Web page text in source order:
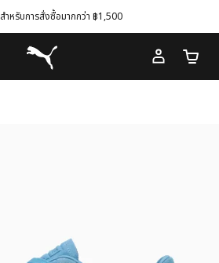
สำหรับการสั่งซื้อมากกว่า ฿1,500
Puma โฮม
จำนว